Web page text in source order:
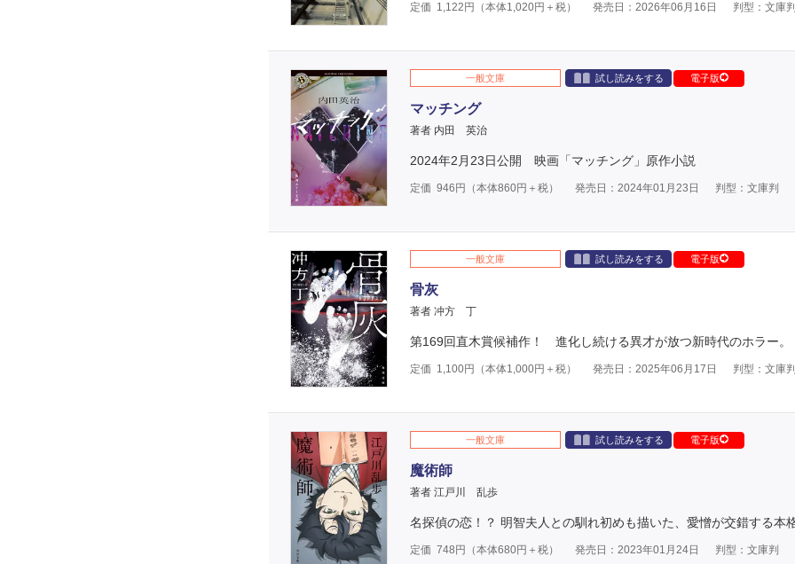
定価 1,122 円（本体1,020円＋税） 発売日：2026年06月16日 判型：文庫
一般文庫 試し読みをする 電子版
マッチング
著者 内田 英治
2024年2月23日公開 映画「マッチング」原作小説
定価 946 円（本体860円＋税） 発売日：2024年01月23日 判型：文庫判
一般文庫 試し読みをする 電子版
骨灰
著者 冲方 丁
第169回直木賞候補作！ 進化し続ける異才が放つ新時代のホラー。
定価 1,100円（本体1,000円＋税） 発売日：2025年06月17日 判型：文庫
一般文庫 試し読みをする 電子版
魔術師
著者 江戸川 乱歩
名探偵の恋！？ 明智夫人との馴れ初めも描いた、愛憎が交錯する本
定価 748 円（本体680円＋税） 発売日：2023年01月24日 判型：文庫判